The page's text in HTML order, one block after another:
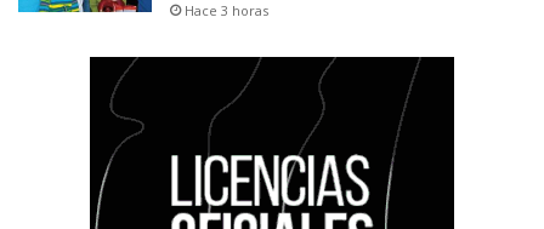
Hace 3 horas